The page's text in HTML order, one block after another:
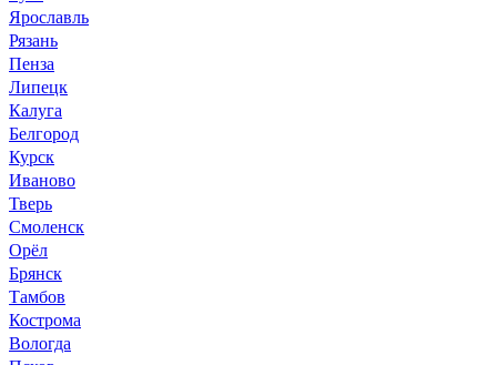
Ярославль
Рязань
Пенза
Липецк
Калуга
Белгород
Курск
Иваново
Тверь
Смоленск
Орёл
Брянск
Тамбов
Кострома
Вологда